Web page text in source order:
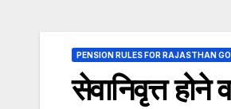
PENSION RULES FOR RAJASTHAN
सेवानिवृत्त होने